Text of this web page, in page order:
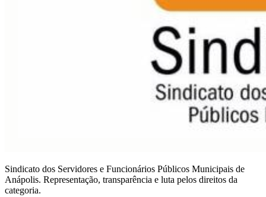
Sindicato dos Servidores e Funcionários Públicos Municipais de
Anápolis. Representação, transparência e luta pelos direitos da
categoria.